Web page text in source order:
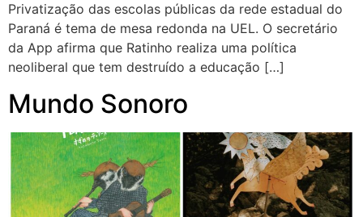
Privatização das escolas públicas da rede estadual do
Paraná é tema de mesa redonda na UEL. O secretário
da App afirma que Ratinho realiza uma política
neoliberal que tem destruído a educação […]
Mundo Sonoro